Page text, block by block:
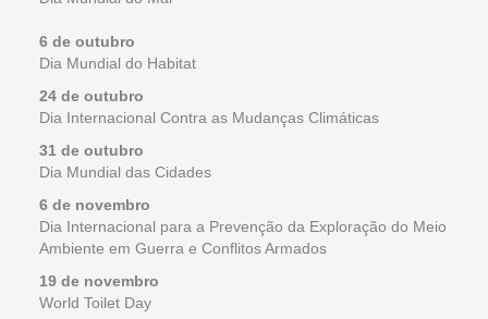
6 de outubro
Dia Mundial do Habitat
24 de outubro
Dia Internacional Contra as Mudanças Climáticas
31 de outubro
Dia Mundial das Cidades
6 de novembro
Dia Internacional para a Prevenção da Exploração do Meio
Ambiente em Guerra e Conflitos Armados
19 de novembro
World Toilet Day